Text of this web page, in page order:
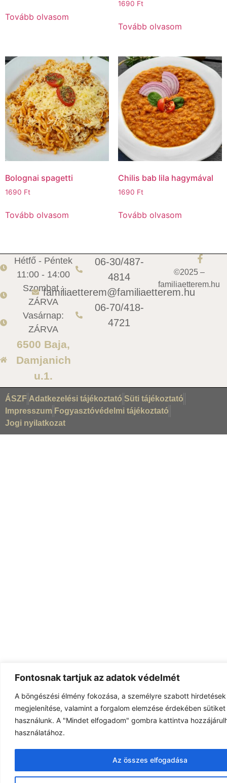
Fontosnak tartjuk az adatok védelmét
A böngészési élmény fokozása, a személyre szabott
megjelenítése, valamint a forgalom elemzése érdekében
használunk. A "Mindet elfogadom" gombra kattintva
használatához.
Az összes elfogadása
Tovább olvasom
1690 Ft
Tovább olvasom
Bolognai spagetti
1690 Ft
Tovább olvasom
Chilis bab lila hagymával
1690 Ft
Tovább olvasom
Hétfő - Péntek
11:00 - 14:00
Szombat :
ZÁRVA
Vasárnap:
ZÁRVA
6500 Baja,
Damjanich
u.1.
06-30/487-
4814
familiaetterem@familiaetterem.hu
06-70/418-
4721
©2025 –
familiaetterem.hu
ÁSZF Adatkezelési tájékoztató Süti tájékoztató
Impresszum Fogyasztóvédelmi tájékoztató
Jogi nyilatkozat